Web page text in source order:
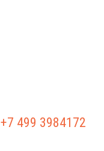
+7 499 3984172